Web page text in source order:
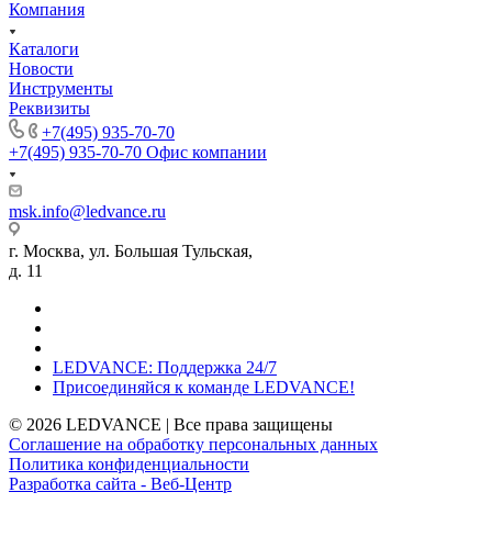
Компания
Каталоги
Новости
Инструменты
Реквизиты
+7(495) 935-70-70
+7(495) 935-70-70 Офис компании
msk.info@ledvance.ru
г. Москва, ул. Большая Тульская,
д. 11
LEDVANCE: Поддержка 24/7
Присоединяйся к команде LEDVANCE!
© 2026 LEDVANCE | Все права защищены
Соглашение на обработку персональных данных
Политика конфиденциальности
Разработка сайта - Веб-Центр